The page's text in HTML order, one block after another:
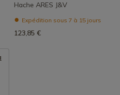
Hache ARES J&V
Expédition sous 7 à 15 jours
123,85 €